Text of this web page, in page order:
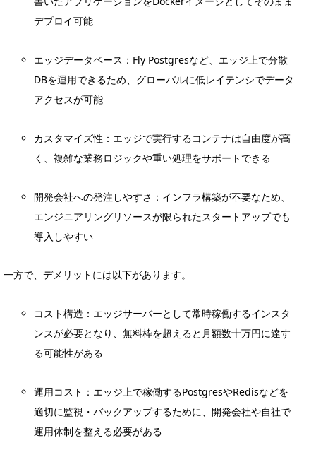
デプロイ可能
エッジデータベース：Fly Postgresなど、エッジ上で分散
DBを運用できるため、グローバルに低レイテンシでデータ
アクセスが可能
カスタマイズ性：エッジで実行するコンテナは自由度が高
く、複雑な業務ロジックや重い処理をサポートできる
開発会社への発注しやすさ：インフラ構築が不要なため、
エンジニアリングリソースが限られたスタートアップでも
導入しやすい
一方で、デメリットには以下があります。
コスト構造：エッジサーバーとして常時稼働するインスタ
ンスが必要となり、無料枠を超えると月額数十万円に達す
る可能性がある
運用コスト：エッジ上で稼働するPostgresやRedisなどを
適切に監視・バックアップするために、開発会社や自社で
運用体制を整える必要がある